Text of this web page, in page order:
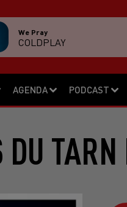
AGENDA PODCAST
We Pray
COLDPLAY
DU